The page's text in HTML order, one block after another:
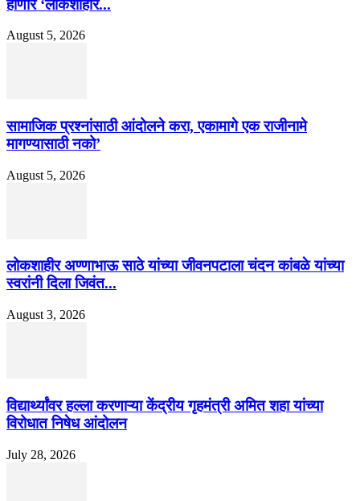
होणार ‘लोकशाहीर...
August 5, 2026
सामाजिक प्रश्नांसाठी आंदोलने करा, एकामागे एक राजीनामे
मागण्यासाठी नको’
August 5, 2026
लोकशाहीर अण्णाभाऊ साठे यांच्या जीवनपटाला चंदन कांबळे यांच्या
स्वरांनी दिला जिवंत...
August 3, 2026
विद्यार्थ्यांवर हल्ला करणाऱ्या केंद्रीय गृहमंत्री अमित शहा यांच्या
विरोधात निषेध आंदोलन
July 28, 2026